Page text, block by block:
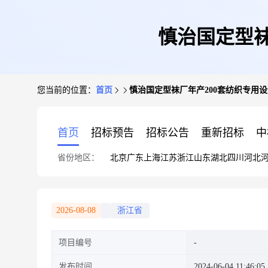
慎治国定型
您当前的位置： 首页 慎治国定型袜厂年产200套纺织专用
首页 招标预告 招标公告 重新招标
省份地区： 北京广东 上海江苏浙江山东湖北四川 河北
2026-08-08 浙江省
项目编号